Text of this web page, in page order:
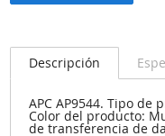
Descripción
APC AP9544. Tipo de
Color del producto:
de transferencia de